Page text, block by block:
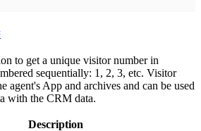
to get a unique visitor number in
sequentially: 1, 2, 3, etc. Visitor
agent's App and archives and can be used
with the CRM data.
Description